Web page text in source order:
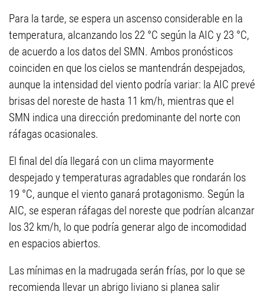
Para la tarde, se espera un ascenso considerable en la
temperatura, alcanzando los 22 °C según la AIC y 23 °C,
de acuerdo a los datos del SMN. Ambos pronósticos
coinciden en que los cielos se mantendrán despejados,
aunque la intensidad del viento podría variar: la AIC prevé
brisas del noreste de hasta 11 km/h, mientras que el
SMN indica una dirección predominante del norte con
ráfagas ocasionales.
El final del día llegará con un clima mayormente
despejado y temperaturas agradables que rondarán los
19 °C, aunque el viento ganará protagonismo. Según la
AIC, se esperan ráfagas del noreste que podrían alcanzar
los 32 km/h, lo que podría generar algo de incomodidad
en espacios abiertos.
Las mínimas en la madrugada serán frías, por lo que se
recomienda llevar un abrigo liviano si planea salir